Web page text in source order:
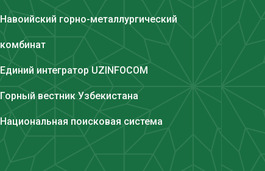
Навоийский горно-металлургический
комбинат
Единий интегратор UZINFOCOM
Горный вестник Узбекистана
Национальная поисковая система